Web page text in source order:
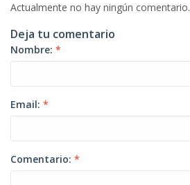
Actualmente no hay ningún comentario.
Deja tu comentario
Nombre: *
Email: *
Comentario: *